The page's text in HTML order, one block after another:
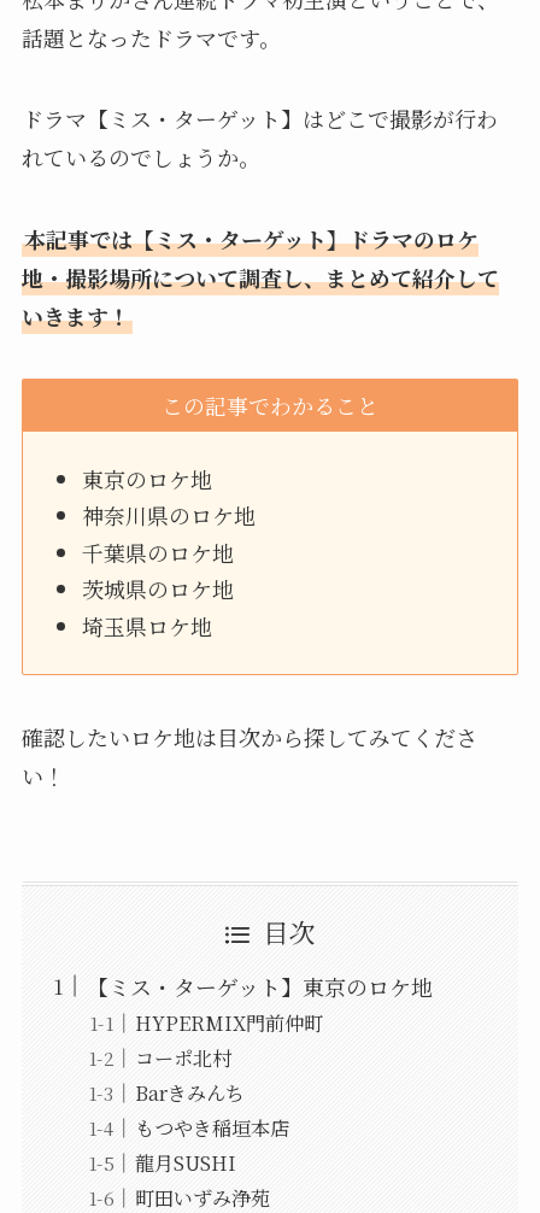
話題となったドラマです。
ドラマ【ミス・ターゲット】はどこで撮影が行わ
れているのでしょうか。
本記事では【ミス・ターゲット】ドラマのロケ
地・撮影場所について調査し、まとめて紹介して
いきます！
この記事でわかること
東京のロケ地
神奈川県のロケ地
千葉県のロケ地
茨城県のロケ地
埼玉県ロケ地
確認したいロケ地は目次から探してみてくださ
い！
目次
【ミス・ターゲット】東京のロケ地
HYPERMIX門前仲町
コーポ北村
Barきみんち
もつやき稲垣本店
龍月SUSHI
町田いずみ浄苑